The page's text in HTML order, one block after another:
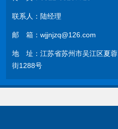
联系人：陆经理
邮 箱：wjjnjzq@126.com
地 址：江苏省苏州市吴江区夏蓉
街1288号